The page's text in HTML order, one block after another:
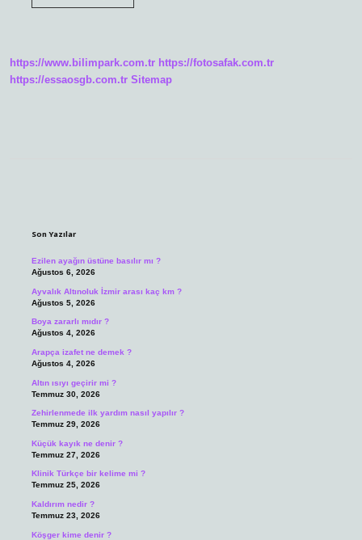
https://www.bilimpark.com.tr https://fotosafak.com.tr
https://essaosgb.com.tr Sitemap
Son Yazılar
Ezilen ayağın üstüne basılır mı ?
Ağustos 6, 2026
Ayvalık Altınoluk İzmir arası kaç km ?
Ağustos 5, 2026
Boya zararlı mıdır ?
Ağustos 4, 2026
Arapça izafet ne demek ?
Ağustos 4, 2026
Altın ısıyı geçirir mi ?
Temmuz 30, 2026
Zehirlenmede ilk yardım nasıl yapılır ?
Temmuz 29, 2026
Küçük kayık ne denir ?
Temmuz 27, 2026
Klinik Türkçe bir kelime mi ?
Temmuz 25, 2026
Kaldırım nedir ?
Temmuz 23, 2026
Köşger kime denir ?